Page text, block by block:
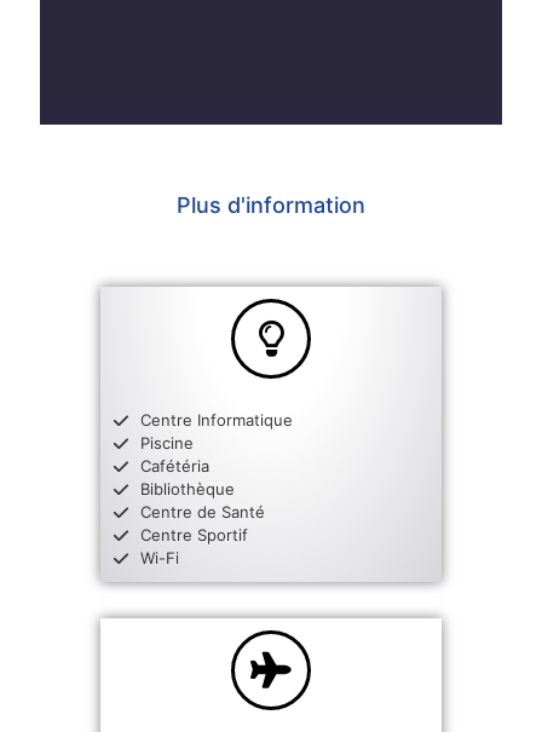
Plus d'information
Centre Informatique
Piscine
Cafétéria
Bibliothèque
Centre de Santé
Centre Sportif
Wi-Fi